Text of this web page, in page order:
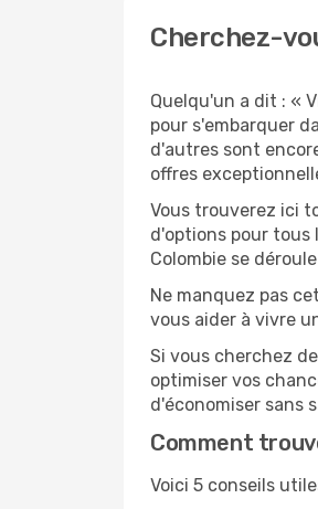
Cherchez-
Quelqu'un a dit : «
pour s'embarquer
d'autres sont
offres
Vous trouverez ici
d'options pour tous
Colombie se
Ne manquez pas
vous aider à vivre
Si vous cherchez
optimiser vos
d'économiser sans
Comment
Voici 5 conseils